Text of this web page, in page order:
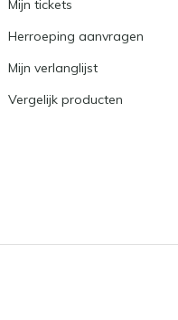
Mijn tickets
Herroeping aanvragen
Mijn verlanglijst
Vergelijk producten